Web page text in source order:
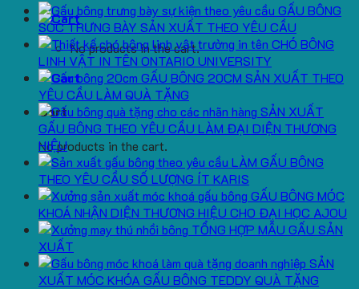
No products in the cart.
Cart
No products in the cart.
GẤU BÔNG
SÓC TRƯNG BÀY SẢN XUẤT THEO YÊU CẦU
CHÓ BÔNG
LINH VẬT IN TÊN ONTARIO UNIVERSITY
GẤU BÔNG 20CM SẢN XUẤT THEO
YÊU CẦU LÀM QUÀ TẶNG
SẢN XUẤT
GẤU BÔNG THEO YÊU CẦU LÀM ĐẠI DIỆN THƯƠNG
HIỆU
LÀM GẤU BÔNG
THEO YÊU CẦU SỐ LƯỢNG ÍT KARIS
GẤU BÔNG MÓC
KHOÁ NHẬN DIỆN THƯƠNG HIỆU CHO ĐẠI HỌC AJOU
TỔNG HỢP MẪU GẤU SẢN
XUẤT
SẢN
XUẤT MÓC KHÓA GẤU BÔNG TEDDY QUÀ TẶNG